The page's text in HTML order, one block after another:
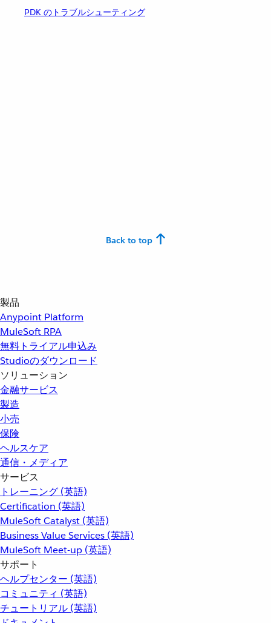
PDK のトラブルシューティング
Back to top
製品
Anypoint Platform
MuleSoft RPA
無料トライアル申込み
Studioのダウンロード
ソリューション
金融サービス
製造
小売
保険
ヘルスケア
通信・メディア
サービス
トレーニング (英語)
Certification (英語)
MuleSoft Catalyst (英語)
Business Value Services (英語)
MuleSoft Meet-up (英語)
サポート
ヘルプセンター (英語)
コミュニティ (英語)
チュートリアル (英語)